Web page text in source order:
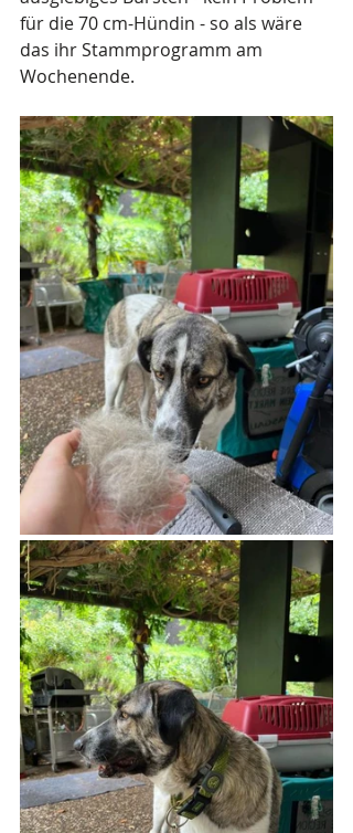
für die 70 cm-Hündin - so als wäre
das ihr Stammprogramm am
Wochenende.